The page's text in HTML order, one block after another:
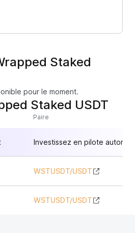
Staked
pour le moment.
Staked USDT
Paire
Investissez en pilote
WSTUSDT/USDT
WSTUSDT/USDT